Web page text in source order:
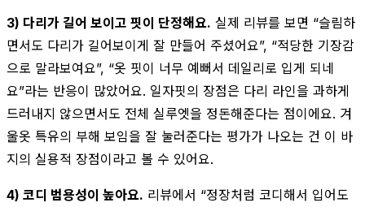
3) 다리가 길어 보이고 핏이 단정해요. 실제 리뷰를 보면 “슬림하
면서도 다리가 길어보이게 잘 만들어 주셨어요”, “적당한 기장감
으로 말라보여요”, “옷 핏이 너무 예뻐서 데일리로 입게 되네
요”라는 반응이 많았어요. 일자핏의 장점은 다리 라인을 과하게
드러내지 않으면서도 전체 실루엣을 정돈해준다는 점이에요. 겨
울옷 특유의 부해 보임을 잘 눌러준다는 평가가 나오는 건 이 바
지의 실용적 장점이라고 볼 수 있어요.
4) 코디 범용성이 높아요. 리뷰에서 “정장처럼 코디해서 입어도